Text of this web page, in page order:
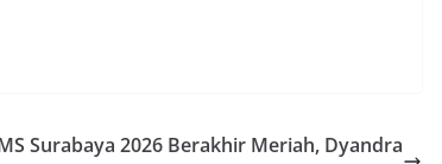
Surabaya 2026 Berakhir Meriah, Dyandra